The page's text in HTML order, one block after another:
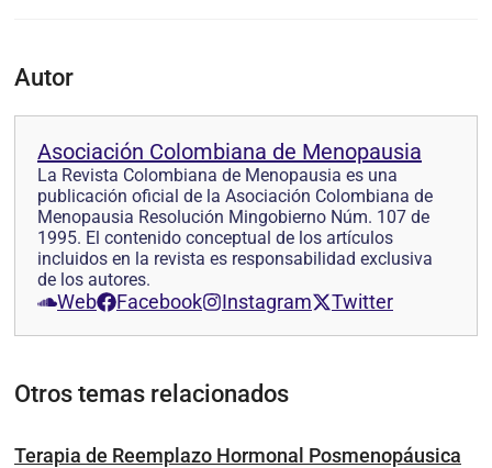
Autor
Asociación Colombiana de Menopausia
La Revista Colombiana de Menopausia es una
publicación oficial de la Asociación Colombiana de
Menopausia Resolución Mingobierno Núm. 107 de
1995. El contenido conceptual de los artículos
incluidos en la revista es responsabilidad exclusiva
de los autores.
Web Facebook Instagram Twitter
Otros temas relacionados
Terapia de Reemplazo Hormonal Posmenopáusica